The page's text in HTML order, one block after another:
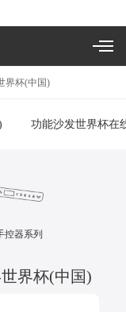
界杯(中国)
功能沙发世界杯在
控器系列
界杯(中国)